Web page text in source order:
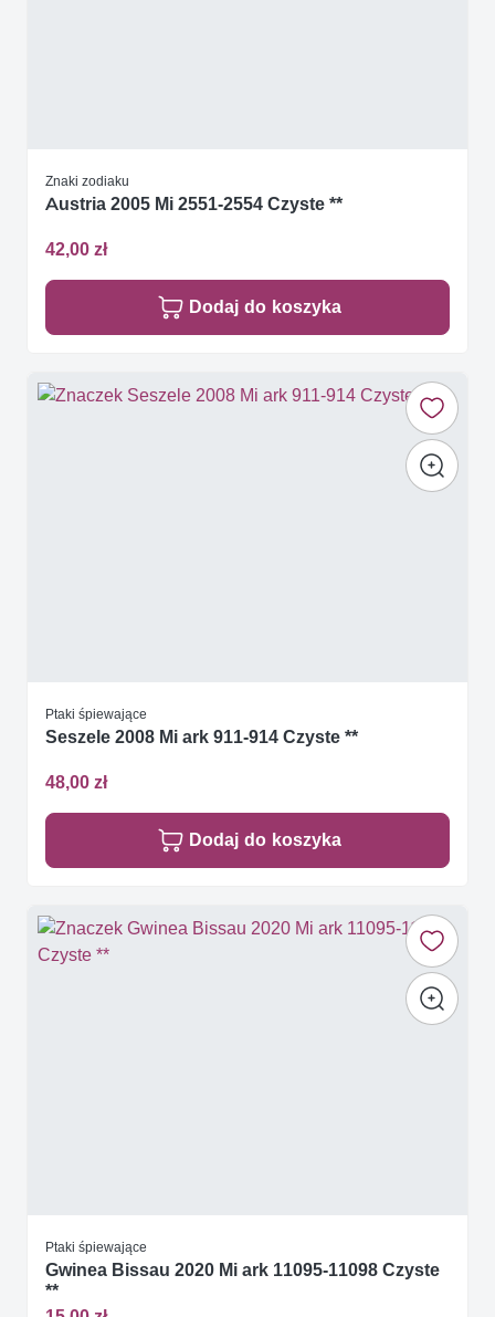
Znaki zodiaku
Austria 2005 Mi 2551-2554 Czyste **
42,00 zł
Dodaj do koszyka
Ptaki śpiewające
Seszele 2008 Mi ark 911-914 Czyste **
48,00 zł
Dodaj do koszyka
Ptaki śpiewające
Gwinea Bissau 2020 Mi ark 11095-11098 Czyste
**